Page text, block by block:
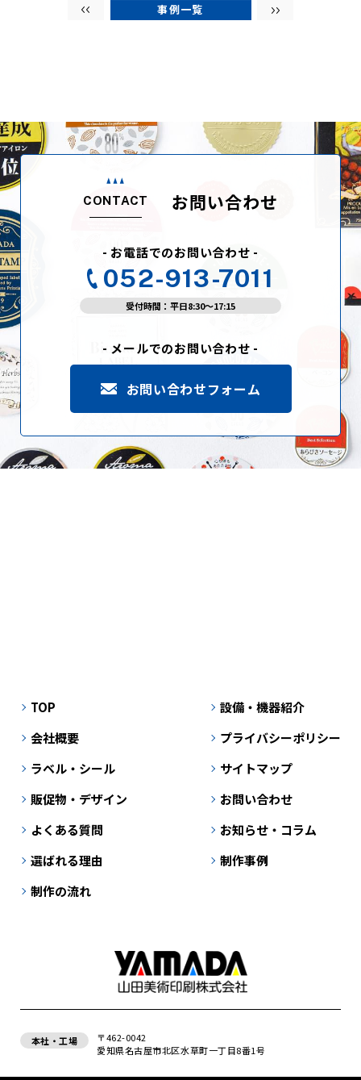
事例一覧
CONTACT お問い合わせ
- お電話でのお問い合わせ -
052-913-7011
受付時間：平日8:30〜17:15
- メールでのお問い合わせ -
お問い合わせフォーム
TOP
会社概要
ラベル・シール
販促物・デザイン
よくある質問
選ばれる理由
制作の流れ
設備・機器紹介
プライバシーポリシー
サイトマップ
お問い合わせ
お知らせ・コラム
制作事例
本社・工場
〒462-0042
愛知県名古屋市北区水草町一丁目8番1号